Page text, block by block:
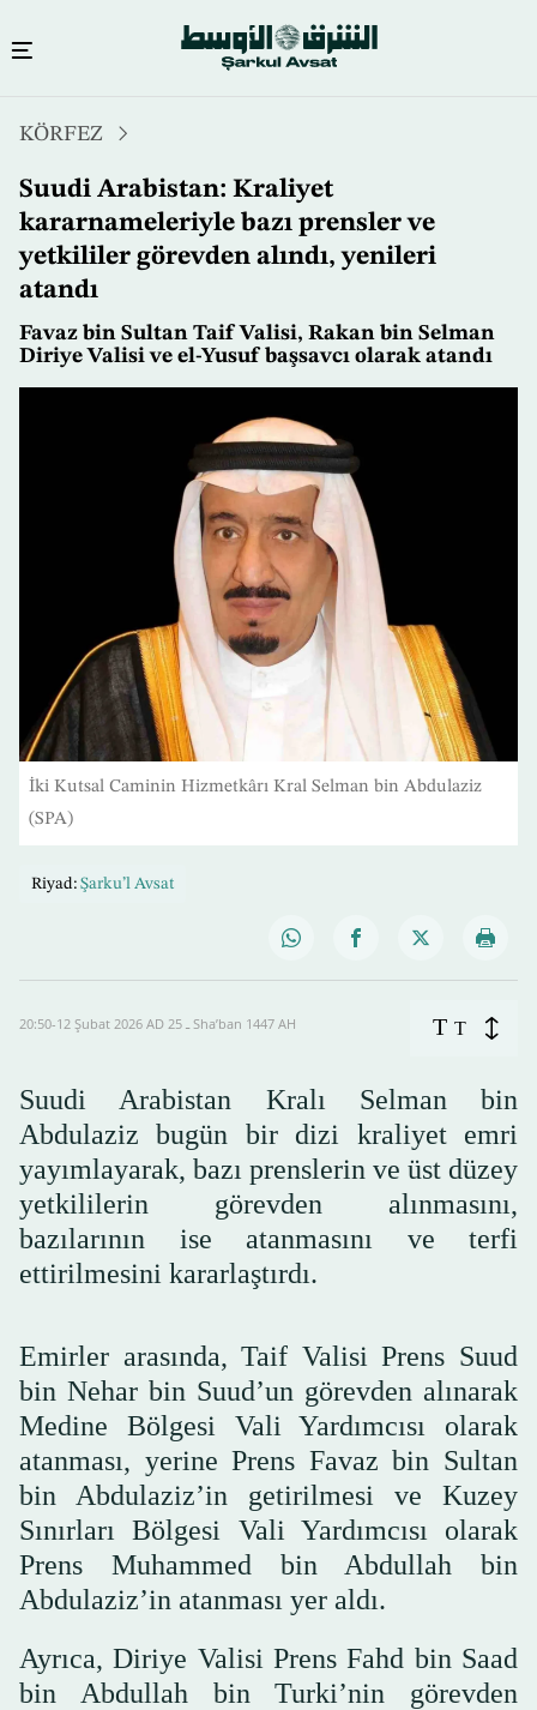
içeriğe
atla
KÖRFEZ
Suudi Arabistan: Kraliyet
kararnameleriyle bazı prensler ve
yetkililer görevden alındı, yenileri
atandı
Favaz bin Sultan Taif Valisi, Rakan bin Selman
Diriye Valisi ve el-Yusuf başsavcı olarak atandı
İki Kutsal Caminin Hizmetkârı Kral Selman bin Abdulaziz
(SPA)
Riyad: Şarku’l Avsat
20:50-12 Şubat 2026 AD ـ 25 Sha’ban 1447 AH T T
Suudi Arabistan Kralı Selman bin
Abdulaziz bugün bir dizi kraliyet emri
yayımlayarak, bazı prenslerin ve üst düzey
yetkililerin görevden alınmasını,
bazılarının ise atanmasını ve terfi
ettirilmesini kararlaştırdı.
Emirler arasında, Taif Valisi Prens Suud
bin Nehar bin Suud’un görevden alınarak
Medine Bölgesi Vali Yardımcısı olarak
atanması, yerine Prens Favaz bin Sultan
bin Abdulaziz’in getirilmesi ve Kuzey
Sınırları Bölgesi Vali Yardımcısı olarak
Prens Muhammed bin Abdullah bin
Abdulaziz’in atanması yer aldı.
Ayrıca, Diriye Valisi Prens Fahd bin Saad
bin Abdullah bin Turki’nin görevden